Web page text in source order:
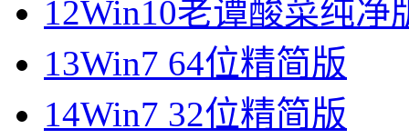
12Win10老谭酸菜纯净
13Win7 64位精简版
14Win7 32位精简版